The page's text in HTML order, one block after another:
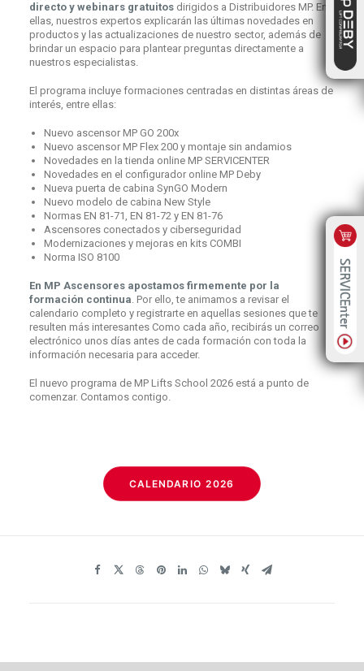
directo y webinars gratuitos dirigidos a Distribuidores MP. En
ellas, nuestros expertos explicarán las últimas novedades en
productos y las actualizaciones de nuestro sector, además de
brindar un espacio para plantear preguntas directamente a
nuestros especialistas.
El programa incluye formaciones centradas en distintas áreas de
interés, entre ellas:
Nuevo ascensor MP GO 200x
Nuevo ascensor MP Flex 200 y montaje sin andamios
Novedades en la tienda online MP SERVICENTER
Novedades en el configurador online MP Deby
Nueva puerta de cabina SynGO Modern
Nuevo modelo de cabina New Style
Normas EN 81-71, EN 81-72 y EN 81-76
Ascensores conectados y ciberseguridad
Modernizaciones y mejoras en kits COMBI
Norma ISO 8100
En MP Ascensores apostamos firmemente por la
formación continua. Por ello, te animamos a revisar el
calendario completo y registrarte en aquellas sesiones que te
resulten más interesantes Como cada año, recibirás un correo
electrónico unos días antes de cada formación con toda la
información necesaria para acceder.
El nuevo programa de MP Lifts School 2026 está a punto de
comenzar. Contamos contigo.
CALENDARIO 2026